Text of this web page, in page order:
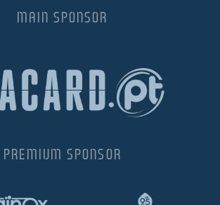
MAIN SPONSOR
PREMIUM SPONSOR